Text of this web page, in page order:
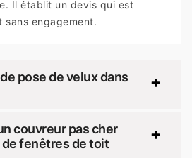
Il établit un devis qui est
engagement.
pose de velux dans
couvreur pas cher
fenêtres de toit